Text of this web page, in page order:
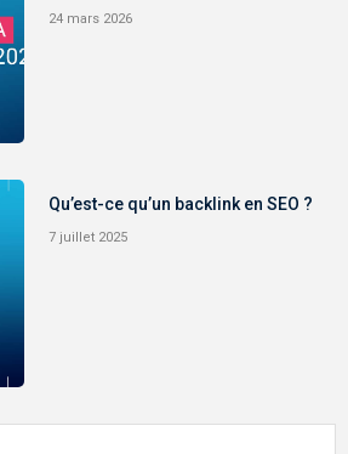
24 mars 2026
Qu’est-ce qu’un backlink en SEO ?
7 juillet 2025